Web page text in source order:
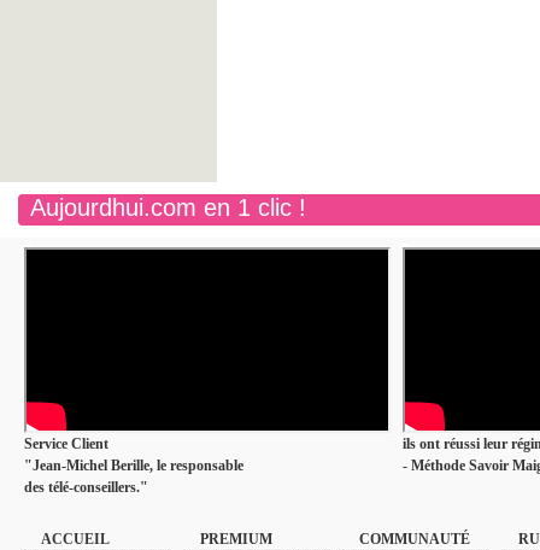
Aujourdhui.com en 1 clic !
Service Client
"Jean-Michel Berille, le responsable
des télé-conseillers."
ils ont réussi leur
- Méthode Savoir
ACCUEIL PREMIUM COMMUNAUTÉ